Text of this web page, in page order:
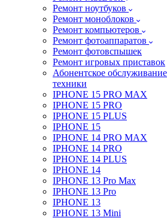
Ремонт ноутбуков
Ремонт моноблоков
Ремонт компьютеров
Ремонт фотоаппаратов
Ремонт фотовспышек
Ремонт игровых приставок
Абонентское
техники
IPHONE 15 PRO MAX
IPHONE 15 PRO
IPHONE 15 PLUS
IPHONE 15
IPHONE 14 PRO MAX
IPHONE 14 PRO
IPHONE 14 PLUS
IPHONE 14
IPHONE 13 Pro Max
IPHONE 13 Pro
IPHONE 13
IPHONE 13 Mini